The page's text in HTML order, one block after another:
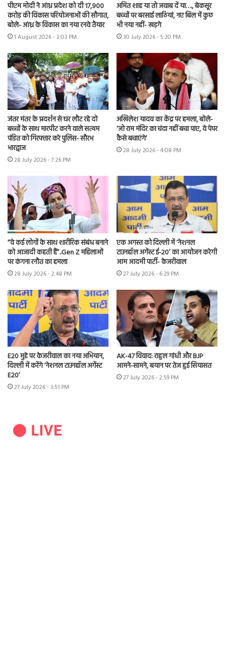
पीएम मोदी ने आंध्र प्रदेश को दी 17,900
करोड़ की विकास परियोजनाओं की सौगात,
बोले- आंध्र के विकास का नया रनवे तैयार
1 August 2026 - 3:03 PM
अमित शाह या तो जवाब दें या…., बेकसूर
बच्चों पर बरसाई लाठियां, नए बिल में कुछ
भी नया नहीं- खड़गे
30 July 2026 - 5:20 PM
जंतर मंतर के प्रदर्शन से घर लौट रहे दो
बच्चों के साथ मारपीट करने वाले सत्यम
पंडित को गिरफ्तार करे पुलिस- सौरभ
भारद्वाज
28 July 2026 - 7:26 PM
अखिलेश यादव का केंद्र पर हमला, बोले-
‘जो राम मंदिर का चंदा नहीं बचा पाए, वे पेपर
कैसे बचाएंगे’
28 July 2026 - 4:08 PM
“वे कई लोगों के साथ शारीरिक संबंध बनाने
को आजादी कहती हैं”..Gen Z महिलाओं
पर कंगना रनौत का हमला
28 July 2026 - 2:48 PM
एक अगस्त को दिल्ली में ‘नेशनल
टाउनहॉल अगेंस्ट ई-20’ का आयोजन करेगी
आम आदमी पार्टी- केजरीवाल
27 July 2026 - 6:29 PM
E20 मुद्दे पर केजरीवाल का नया अभियान,
दिल्ली में करेंगे ‘नेशनल टाउनहॉल अगेंस्ट
E20’
27 July 2026 - 3:51 PM
AK-47 विवाद: राहुल गांधी और BJP
आमने-सामने, बयान पर तेज हुई सियासत
27 July 2026 - 2:59 PM